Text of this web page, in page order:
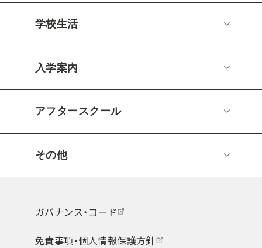
学校生活
入学案内
アフタースクール
その他
ガバナンス・コード
免責事項・個人情報保護方針